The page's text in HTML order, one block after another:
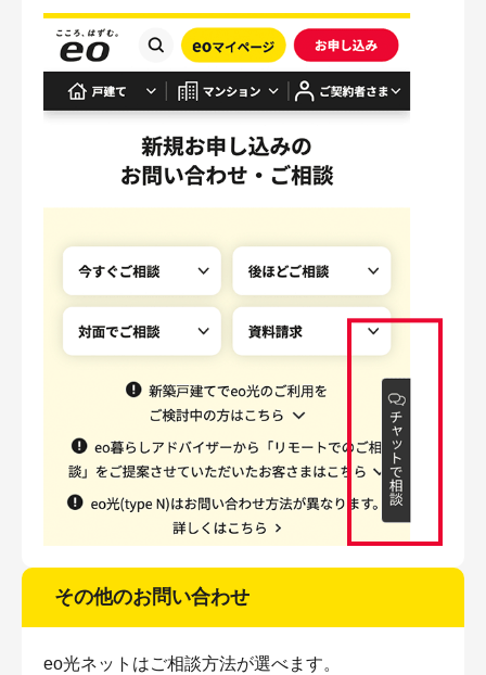
その他のお問い合わせ
eo光ネットはご相談方法が選べます。